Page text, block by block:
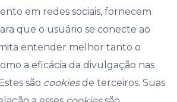
em redes sociais, fornecem
que o usuário se conecte ao
entender melhor tanto o
a eficácia da divulgação nas
são cookiesde terceiros. Suas